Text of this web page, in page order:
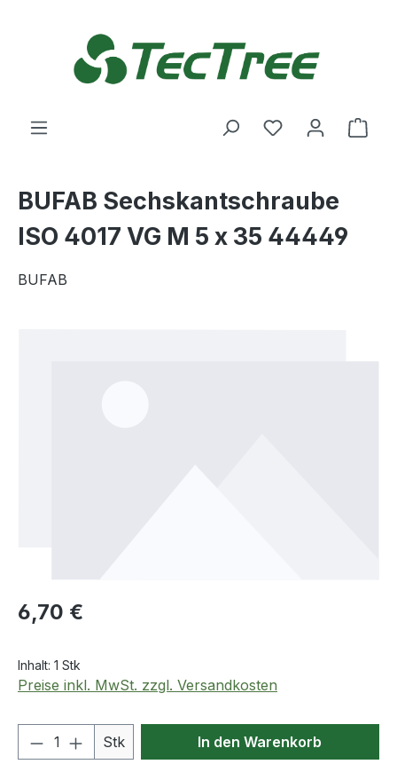
Du hast 0
BUFAB Sechskantschraube
ISO 4017 VG M 5 x 35 44449
BUFAB
Regulärer Preis:
6,70 €
Inhalt: 1 Stk
Preise inkl. MwSt. zzgl. Versandkosten
Produkt Anzahl: Gib den
Stk In den Warenkorb